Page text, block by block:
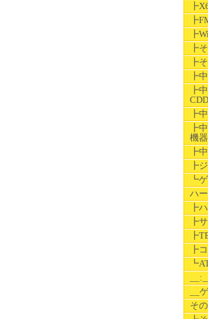
┣
┣
┣
┣
┣
┣
機器
┣
┣
┗
ハ
┣
┣
┣
__
そ